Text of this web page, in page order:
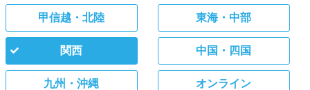
【4年生】
採用情報を探す
【4年生】
【1～3年生】
インターンを探す
スカウト
甲信越・北陸 東海・中部
関西 中国・四国
九州・沖縄 オンライン